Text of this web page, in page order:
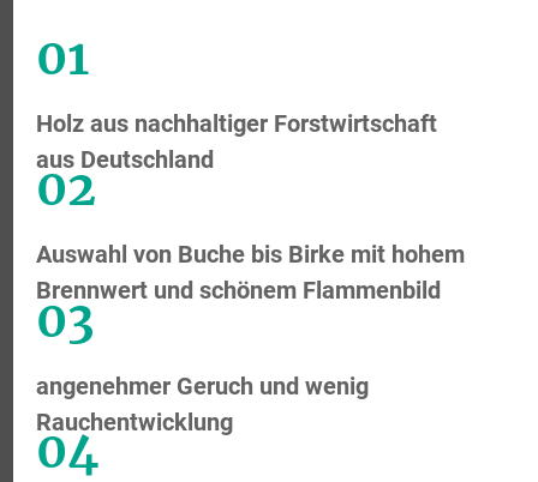
01
Holz aus nachhaltiger Forstwirtschaft
aus Deutschland
02
Auswahl von Buche bis Birke mit hohem
Brennwert und schönem Flammenbild
03
angenehmer Geruch und wenig
Rauchentwicklung
04